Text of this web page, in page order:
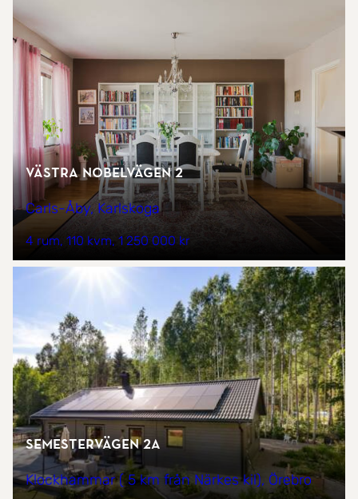
Västra Nobelvägen 2
Carls-Åby, Karlskoga
4 rum 110 kvm 1 250 000 kr
Semestervägen 2A
Klockhammar ( 5 km från Närkes kil), Örebro